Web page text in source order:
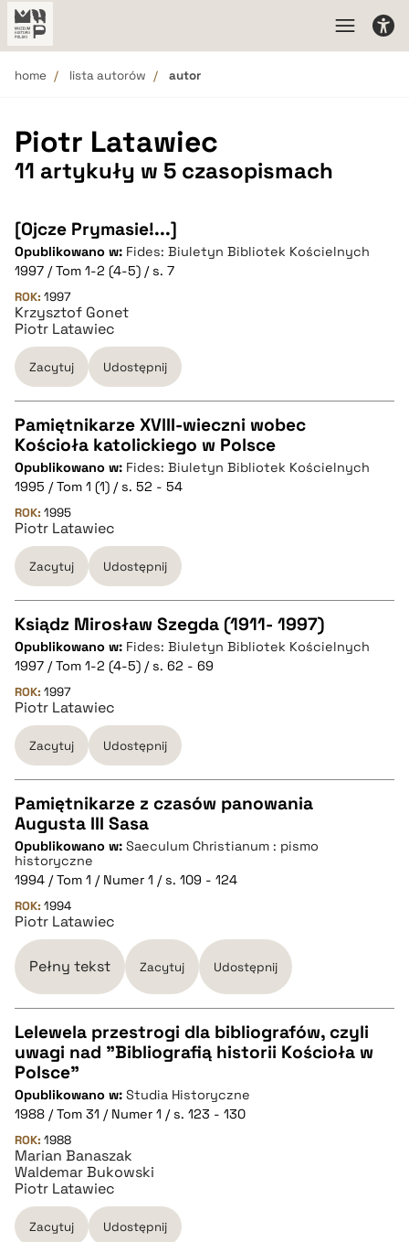
home lista autorów autor
Piotr Latawiec
11 artykuły w 5 czasopismach
[Ojcze Prymasie!...]
Opublikowano w: Fides: Biuletyn Bibliotek Kościelnych
1997 / Tom 1-2 (4-5) / s. 7
ROK: 1997
Krzysztof Gonet
Piotr Latawiec
Zacytuj Udostępnij
CZYSTY TEKST
pobierz cytat
BIBTEX
pobierz cytat
Pamiętnikarze XVlII-wieczni wobec
Kościoła katolickiego w Polsce
Opublikowano w: Fides: Biuletyn Bibliotek Kościelnych
1995 / Tom 1 (1) / s. 52 - 54
ROK: 1995
Piotr Latawiec
Zacytuj Udostępnij
CZYSTY TEKST
pobierz cytat
BIBTEX
pobierz cytat
Ksiądz Mirosław Szegda (1911- 1997)
Opublikowano w: Fides: Biuletyn Bibliotek Kościelnych
1997 / Tom 1-2 (4-5) / s. 62 - 69
ROK: 1997
Piotr Latawiec
Zacytuj Udostępnij
CZYSTY TEKST
pobierz cytat
BIBTEX
pobierz cytat
Pamiętnikarze z czasów panowania
Augusta III Sasa
Opublikowano w: Saeculum Christianum : pismo
historyczne
1994 / Tom 1 / Numer 1 / s. 109 - 124
ROK: 1994
Piotr Latawiec
Pełny tekst Zacytuj Udostępnij
CZYSTY TEKST
pobierz cytat
BIBTEX
pobierz cytat
Lelewela przestrogi dla bibliografów, czyli
uwagi nad "Bibliografią historii Kościoła w
Polsce"
Opublikowano w: Studia Historyczne
1988 / Tom 31 / Numer 1 / s. 123 - 130
ROK: 1988
Marian Banaszak
Waldemar Bukowski
Piotr Latawiec
Zacytuj Udostępnij